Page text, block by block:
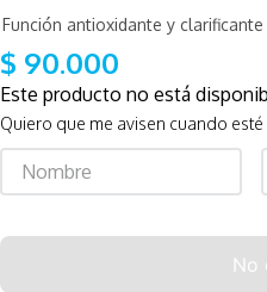
Función antioxidante y
$ 90.000
Este producto no está
Quiero que me avisen cuando
No